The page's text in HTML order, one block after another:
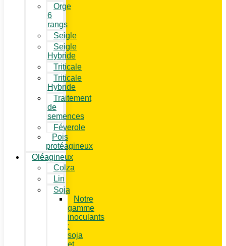
Orge
6
rangs
Seigle
Seigle
Hybride
Triticale
Triticale
Hybride
Traitement
de
semences
Féverole
Pois
protéagineux
Oléagineux
Colza
Lin
Soja
Notre
gamme
inoculants
:
soja
et